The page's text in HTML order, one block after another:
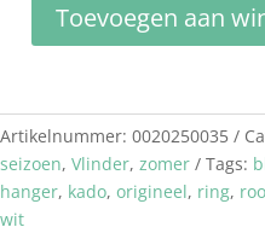
Glasinloodkado
grote
vlinders
aantal
Toevoegen aan
Artikelnummer: 0020250035
seizoen, Vlinder, zomer Tags:
hanger, kado, origineel, ring,
wit